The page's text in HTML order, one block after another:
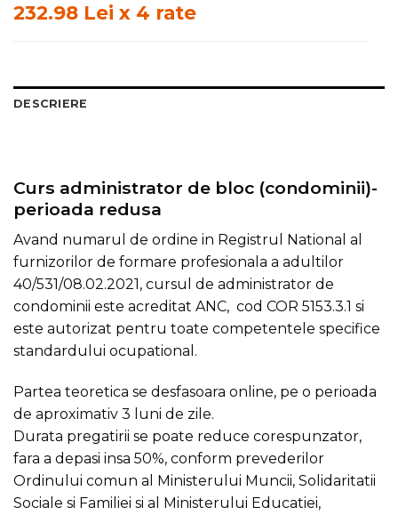
232.98 Lei x 4 rate
DESCRIERE
Curs administrator de bloc (condominii)-
perioada redusa
Avand numarul de ordine in Registrul National al
furnizorilor de formare profesionala a adultilor
40/531/08.02.2021, cursul de administrator de
condominii este acreditat ANC, cod COR 5153.3.1 si
este autorizat pentru toate competentele specifice
standardului ocupational.
Partea teoretica se desfasoara online, pe o perioada
de aproximativ 3 luni de zile.
Durata pregatirii se poate reduce corespunzator,
fara a depasi insa 50%, conform prevederilor
Ordinului comun al Ministerului Muncii, Solidaritatii
Sociale si Familiei si al Ministerului Educatiei,